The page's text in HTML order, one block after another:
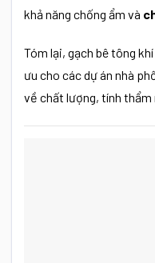
khả năng chống ẩm và
Tóm lại, gạch bê tông
ưu cho các dự án nhà
về chất lượng, tính thẩm